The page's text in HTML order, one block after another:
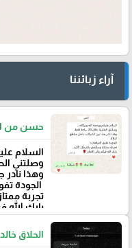
آراء زبائننا
حسن من
‏السلام
وصلتني
‏وهذا نادر
الجودة
تجربة
‏بارك الله
الحلاق